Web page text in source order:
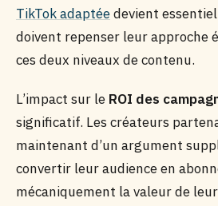
TikTok adaptéedevient
doivent repenser leur approche
ces deux niveaux de contenu.
L’impact sur le ROI des
significatif. Les créateurs
maintenant d’un argument
convertir leur audience en
mécaniquement la valeur de